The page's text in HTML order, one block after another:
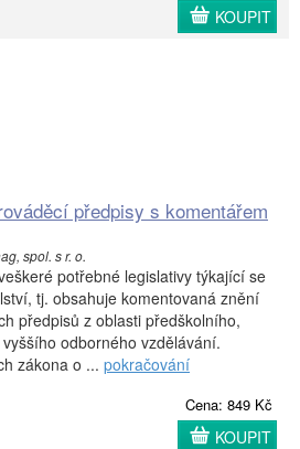
KOUPIT
předpisy s komentářem
spol. s r. o.
potřebné legislativy týkající se
tj. obsahuje komentovaná znění
předpisů z oblasti předškolního,
odborného vzdělávání.
zákona o ... pokračování
Cena: 849 Kč
KOUPIT